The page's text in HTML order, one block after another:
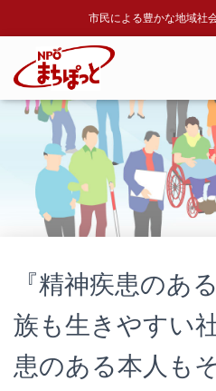
市民による豊かな地域社
『精神疾患のあ
族も生きやすい
患のある本人も